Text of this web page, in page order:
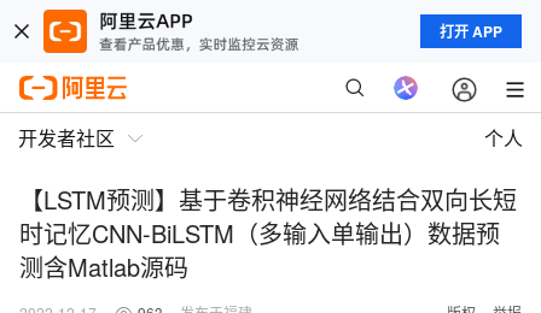
打开 APP
开发者社区 个人
【LSTM预测】基于卷积神经网络结合双向长短
时记忆CNN-BiLSTM（多输入单输出）数据预
测含Matlab源码